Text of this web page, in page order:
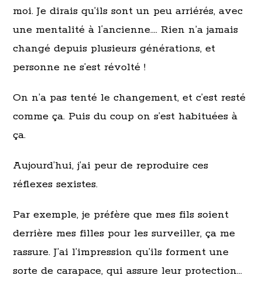
moi. Je dirais qu’ils sont un peu arriérés, avec
une mentalité à l‘ancienne…. Rien n’a jamais
changé depuis plusieurs générations, et
personne ne s’est révolté !
On n’a pas tenté le changement, et c’est resté
comme ça. Puis du coup on s’est habituées à
ça.
Aujourd’hui, j’ai peur de reproduire ces
réflexes sexistes.
Par exemple, je préfère que mes fils soient
derrière mes filles pour les surveiller, ça me
rassure. J’ai l’impression qu’ils forment une
sorte de carapace, qui assure leur protection…